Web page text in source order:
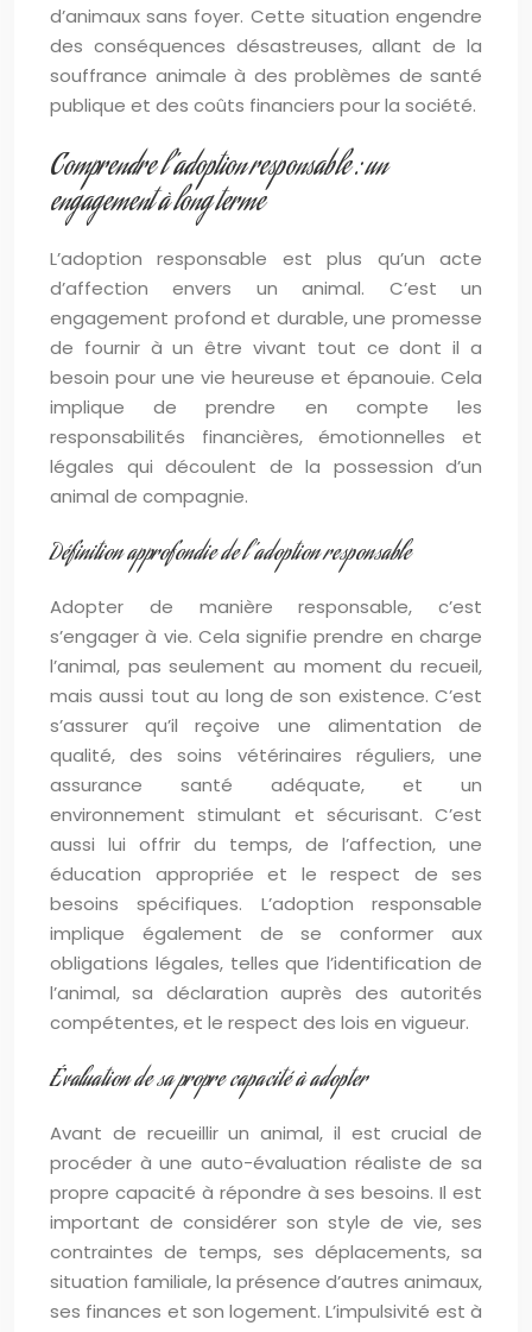
d’animaux sans foyer. Cette situation engendre
des conséquences désastreuses, allant de la
souffrance animale à des problèmes de santé
publique et des coûts financiers pour la société.
Comprendre l’adoption responsable : un
engagement à long terme
L’adoption responsable est plus qu’un acte
d’affection envers un animal. C’est un
engagement profond et durable, une promesse
de fournir à un être vivant tout ce dont il a
besoin pour une vie heureuse et épanouie. Cela
implique de prendre en compte les
responsabilités financières, émotionnelles et
légales qui découlent de la possession d’un
animal de compagnie.
Définition approfondie de l’adoption responsable
Adopter de manière responsable, c’est
s’engager à vie. Cela signifie prendre en charge
l’animal, pas seulement au moment du recueil,
mais aussi tout au long de son existence. C’est
s’assurer qu’il reçoive une alimentation de
qualité, des soins vétérinaires réguliers, une
assurance santé adéquate, et un
environnement stimulant et sécurisant. C’est
aussi lui offrir du temps, de l’affection, une
éducation appropriée et le respect de ses
besoins spécifiques. L’adoption responsable
implique également de se conformer aux
obligations légales, telles que l’identification de
l’animal, sa déclaration auprès des autorités
compétentes, et le respect des lois en vigueur.
Évaluation de sa propre capacité à adopter
Avant de recueillir un animal, il est crucial de
procéder à une auto-évaluation réaliste de sa
propre capacité à répondre à ses besoins. Il est
important de considérer son style de vie, ses
contraintes de temps, ses déplacements, sa
situation familiale, la présence d’autres animaux,
ses finances et son logement. L’impulsivité est à